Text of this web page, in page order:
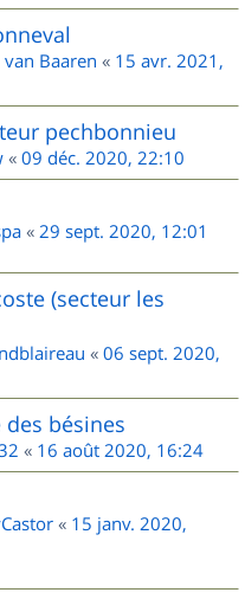
Baaren « 15 avr. 2021,
pechbonnieu
« 09 déc. 2020, 22:10
« 29 sept. 2020, 12:01
(secteur les
« 06 sept. 2020,
bésines
« 16 août 2020, 16:24
« 15 janv. 2020,